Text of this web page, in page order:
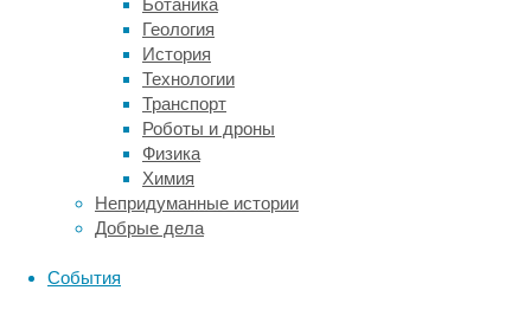
Ботаника
Геология
История
Технологии
Транспорт
Роботы и дроны
Физика
Химия
Непридуманные истории
Добрые дела
События
разделил
их
на
две
группы
присвоил
им
две
роли:
охранников